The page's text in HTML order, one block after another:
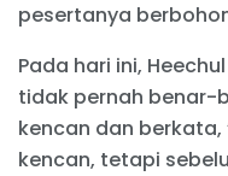
pesertanya
Pada hari ini,
tidak pernah benar-
kencan dan
kencan, tetapi